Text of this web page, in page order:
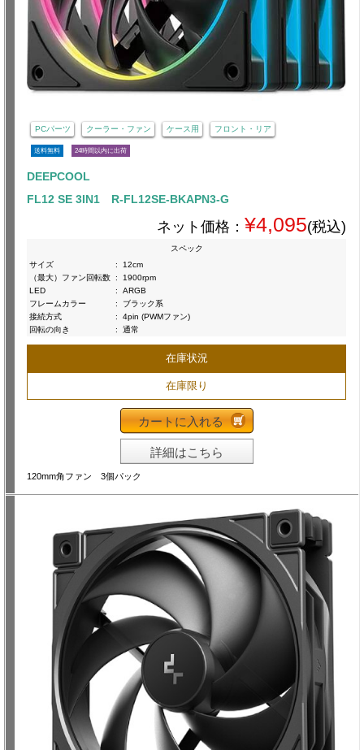
PCパーツ クーラー・ファン ケース用 フロント・リア
送料無料 24時間以内に出荷
DEEPCOOL
FL12 SE 3IN1 R-FL12SE-BKAPN3-G
ネット価格： ¥4,095(税込)
スペック
サイズ
:
12cm
（最大）ファン回転数 :
1900rpm
LED
:
ARGB
フレームカラー
:
ブラック系
接続方式
:
4pin (PWMファン)
回転の向き
: 通常
在庫状況
在庫限り
カートに入れる
詳細はこちら
120mm角ファン 3個パック